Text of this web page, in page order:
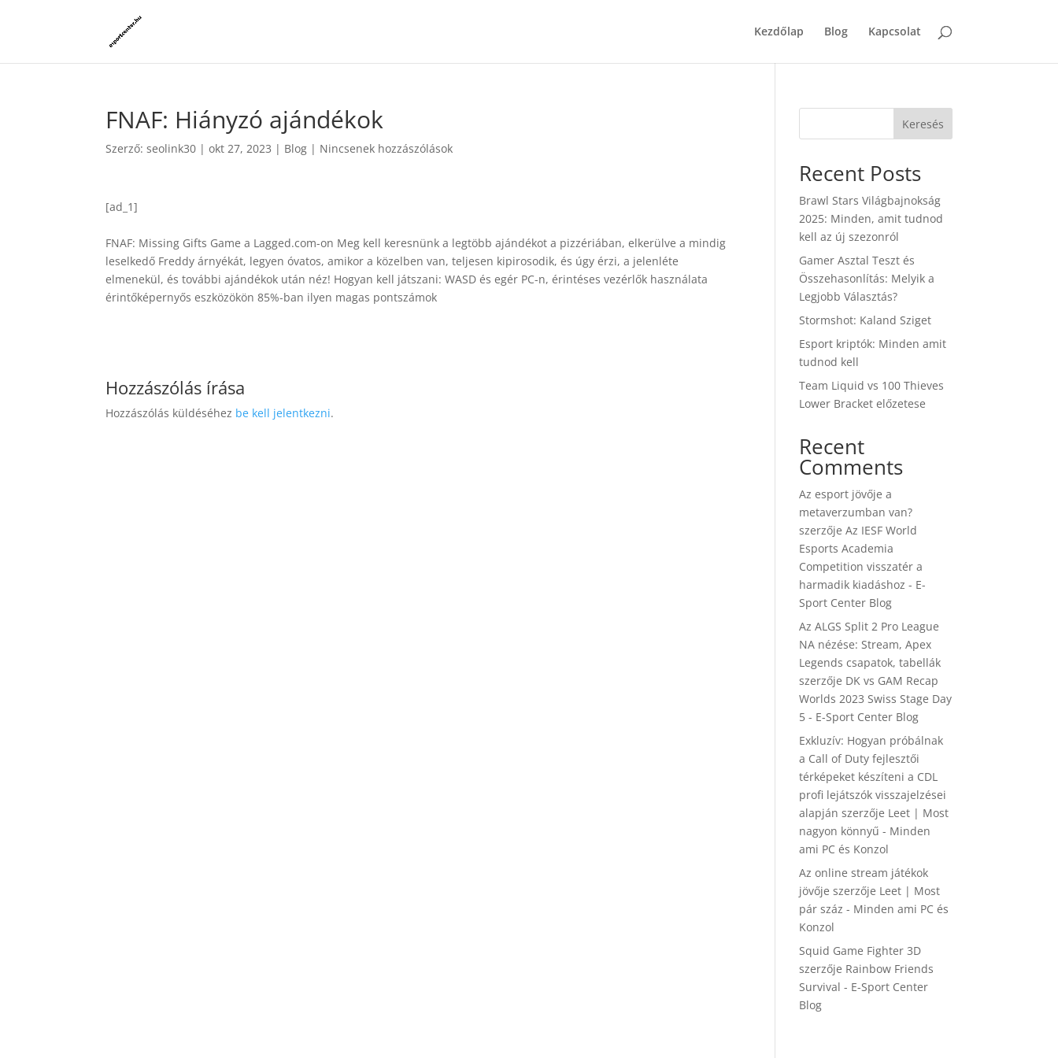
Kezdőlap Blog Kapcsolat
FNAF: Hiányzó ajándékok
Szerző:seolink30 |okt 27, 2023 | Blog | Nincsenek hozzászólások
[ad_1]
FNAF: Missing Gifts Game a Lagged.com-on Meg kell keresnünk a legtöbb ajándékot a pizzériában, elkerülve a mindig
leselkedő Freddy árnyékát, legyen óvatos, amikor a közelben van, teljesen kipirosodik, és úgy érzi, a jelenléte
elmenekül, és további ajándékok után néz! Hogyan kell játszani: WASD és egér PC-n, érintéses vezérlők használata
érintőképernyős eszközökön 85%-ban ilyen magas pontszámok
Hozzászólás írása
Hozzászólás küldéséhez be kell jelentkezni.
Keresés
Recent Posts
Brawl Stars Világbajnokság
2025: Minden, amit tudnod
kell az új szezonról
Gamer Asztal Teszt és
Összehasonlítás: Melyik a
Legjobb Választás?
Stormshot: Kaland Sziget
Esport kriptók: Minden amit
tudnod kell
Team Liquid vs 100 Thieves
Lower Bracket előzetese
Recent
Comments
Az esport jövője a
metaverzumban van?
szerzőjeAz IESF World
Esports Academia
Competition visszatér a
harmadik kiadáshoz - E-
Sport Center Blog
Az ALGS Split 2 Pro League
NA nézése: Stream, Apex
Legends csapatok, tabellák
szerzője DK vs GAM Recap
Worlds 2023 Swiss Stage Day
5 - E-Sport Center Blog
Exkluzív: Hogyan próbálnak
a Call of Duty fejlesztői
térképeket készíteni a CDL
profi lejátszók visszajelzései
alapján szerzője Leet | Most
nagyon könnyű - Minden
ami PC és Konzol
Az online stream játékok
jövője szerzője Leet | Most
pár száz - Minden ami PC és
Konzol
Squid Game Fighter 3D
szerzője Rainbow Friends
Survival - E-Sport Center
Blog